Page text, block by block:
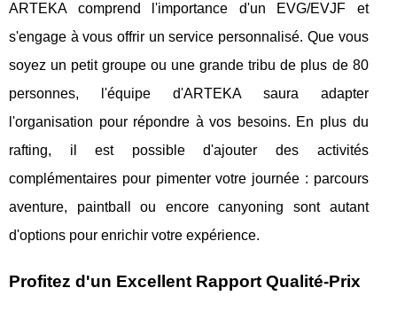
ARTEKA comprend l'importance d'un EVG/EVJF et
s'engage à vous offrir un service personnalisé. Que vous
soyez un petit groupe ou une grande tribu de plus de 80
personnes, l'équipe d'ARTEKA saura adapter
l'organisation pour répondre à vos besoins. En plus du
rafting, il est possible d'ajouter des activités
complémentaires pour pimenter votre journée : parcours
aventure, paintball ou encore canyoning sont autant
d'options pour enrichir votre expérience.
Profitez d'un Excellent Rapport Qualité-Prix